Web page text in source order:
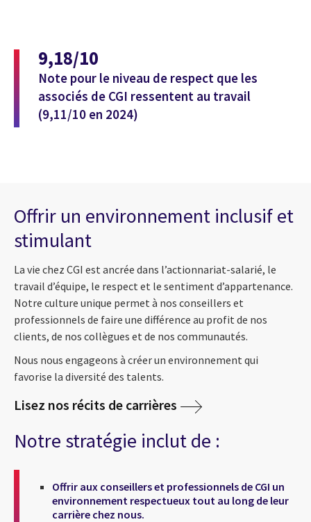
9,18/10
Note pour le niveau de respect que les
associés de CGI ressentent au travail
(9,11/10 en 2024)
Offrir un environnement inclusif et
stimulant
La vie chez CGI est ancrée dans l’actionnariat-salarié, le
travail d’équipe, le respect et le sentiment d’appartenance.
Notre culture unique permet à nos conseillers et
professionnels de faire une différence au profit de nos
clients, de nos collègues et de nos communautés.
Nous nous engageons à créer un environnement qui
favorise la diversité des talents.
Lisez nos récits de carrières
Notre stratégie inclut de :
Offrir aux conseillers et professionnels de CGI un
environnement respectueux tout au long de leur
carrière chez nous.